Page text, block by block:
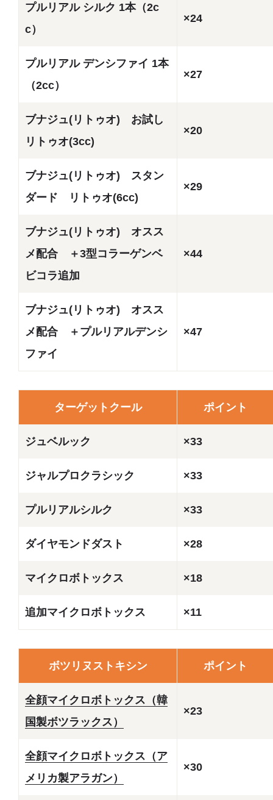
プルリアル シルク 1本（2c
c）
×24
プルリアル デンシファイ 1本
（2cc）
×27
ブナジュ(リトゥオ) お試し
リトゥオ(3cc)
×20
ブナジュ(リトゥオ) スタン
ダード リトゥオ(6cc)
×29
ブナジュ(リトゥオ) オスス
メ配合 ＋3型コラーゲンベ
ビコラ追加
×44
ブナジュ(リトゥオ) オスス
メ配合 ＋プルリアルデンシ
ファイ
×47
ターゲットクール ポイント
ジュベルック ×33
ジャルプロクラシック ×33
プルリアルシルク ×33
ダイヤモンドダスト ×28
マイクロボトックス ×18
追加マイクロボトックス ×11
ボツリヌストキシン ポイント
全顔マイクロボトックス（韓
国製ボツラックス）
×23
全顔マイクロボトックス（ア
メリカ製アラガン）
×30